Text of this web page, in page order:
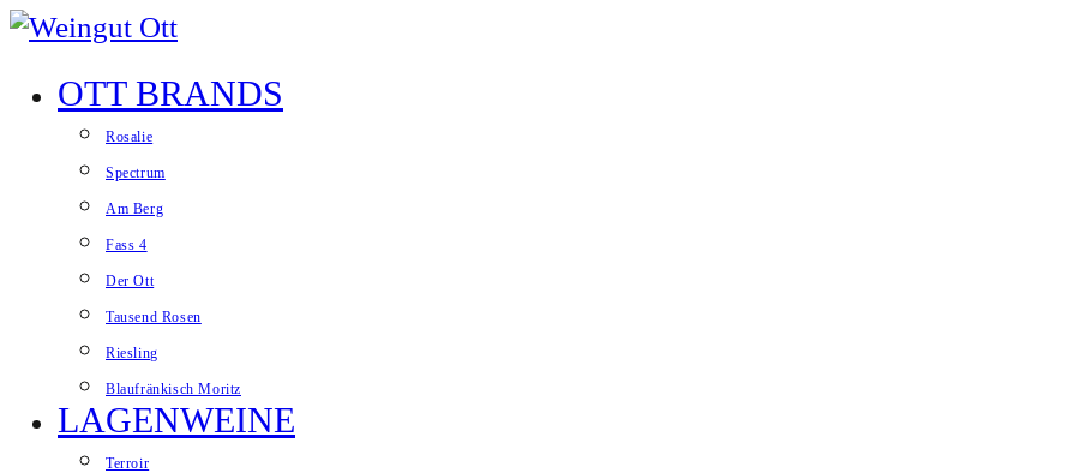
Zum Inhalt springen
Website-Menü anzeigen
OTT BRANDS
Rosalie
Spectrum
Am Berg
Fass 4
Der Ott
Tausend Rosen
Riesling
Blaufränkisch Moritz
LAGENWEINE
Terroir